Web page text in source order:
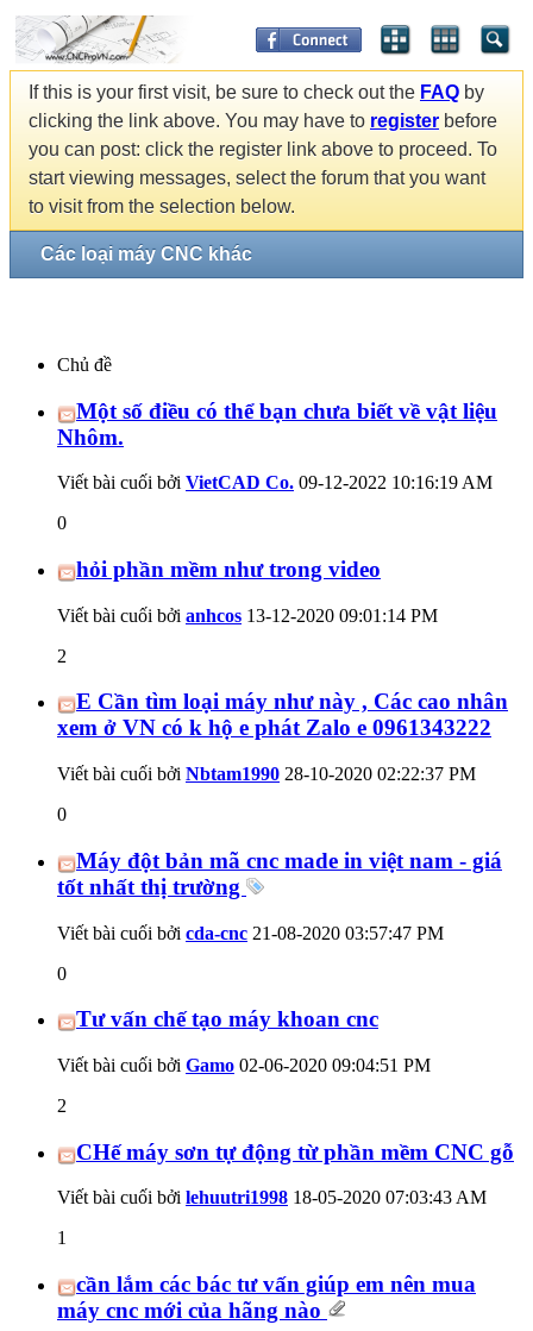
If this is your first visit, be sure to check out the FAQ by
clicking the link above. You may have to register before
you can post: click the register link above to proceed. To
start viewing messages, select the forum that you want
to visit from the selection below.
Các loại máy CNC khác
Chủ đề
Một số điều có thể bạn chưa biết về vật liệu
Nhôm.
Viết bài cuối bởi VietCAD Co. 09-12-2022 10:16:19 AM
0
hỏi phần mềm như trong video
Viết bài cuối bởi anhcos 13-12-2020 09:01:14 PM
2
E Cần tìm loại máy như này , Các cao nhân
xem ở VN có k hộ e phát Zalo e 0961343222
Viết bài cuối bởi Nbtam1990 28-10-2020 02:22:37 PM
0
Máy đột bản mã cnc made in việt nam - giá
tốt nhất thị trường
Viết bài cuối bởi cda-cnc 21-08-2020 03:57:47 PM
0
Tư vấn chế tạo máy khoan cnc
Viết bài cuối bởi Gamo 02-06-2020 09:04:51 PM
2
CHế máy sơn tự động từ phần mềm CNC gỗ
Viết bài cuối bởi lehuutri1998 18-05-2020 07:03:43 AM
1
cần lắm các bác tư vấn giúp em nên mua
máy cnc mới của hãng nào